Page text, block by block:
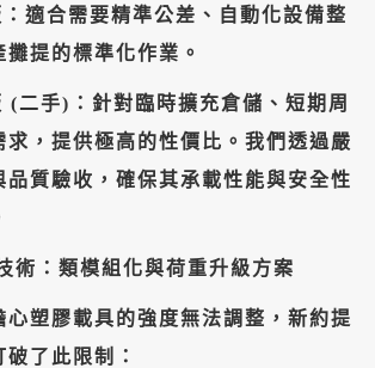
適合需要精準公差、自動化設備整
提的標準化作業。
(二手)：針對臨時擴充倉儲、短期周
求，提供極高的性價比。我們透過嚴
品質驗收，確保其承載性能與安全性
術：類模組化與荷重升級方案
心塑膠載具的強度無法調整，新約提
了此限制：